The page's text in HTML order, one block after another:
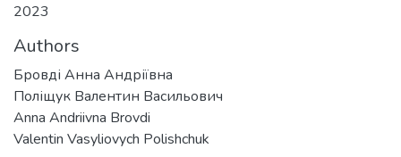
2023
Authors
Бровді Анна Андріївна
Поліщук Валентин Васильович
Anna Andriivna Brovdi
Valentin Vasyliovych Polishchuk